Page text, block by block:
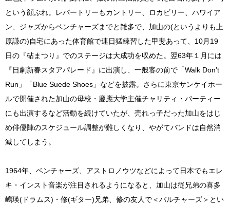
という顔ぶれ。レパートリーもカントリー、ロカビリー、ハワイア
ン、ジャズからベンチャーズまでと雑多で、加山の(というよりも上
原謙の)自宅にあった体育館で連日猛練習した甲斐あって、10月19
日の『砧まつり』でのステージは大成功を収めた。翌63年１月には
『日劇新春スタアパレード』に出演し、一般客の前で「Walk Don’t
Run」「Blue Suede Shoes」などを披露。さらに東京サンケイホー
ルで開催された加山の母校・慶應大学主催チャリティ・パーティー
にも出演するなど活動を続けていたが、売れっ子だった加山をはじ
め俳優陣のスケジュール調整が難しくなり、やがてバンドは自然消
滅してしまう。
1964年、ベンチャーズ、アストロノウツなどによって日本でもエレ
キ・インスト音楽が注目されるようになると、加山は従兄弟の喜多
嶋瑛(ドラムス)・修(ギター)兄弟、修の友人で＜バルチャーズ＞とい